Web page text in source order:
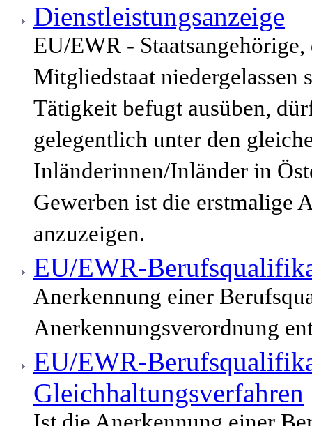
Dienstleistungsanzeige
EU/EWR -
Mitgliedstaat
Tätigkeit befugt ausüben,
gelegentlich unter den
Inländerinnen/Inländer in
Gewerben ist die erstmalige
anzuzeigen.
EU/EWR-
Anerkennung einer
Anerkennungsverordnung
EU/EWR-
Gleichhaltungsverfahren